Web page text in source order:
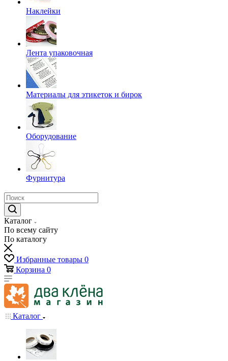
Наклейки
Лента упаковочная
Материалы для этикеток и бирок
Оборудование
Фурнитура
Каталог
По всему сайту
По каталогу
Избранные товары 0
Корзина 0
Каталог